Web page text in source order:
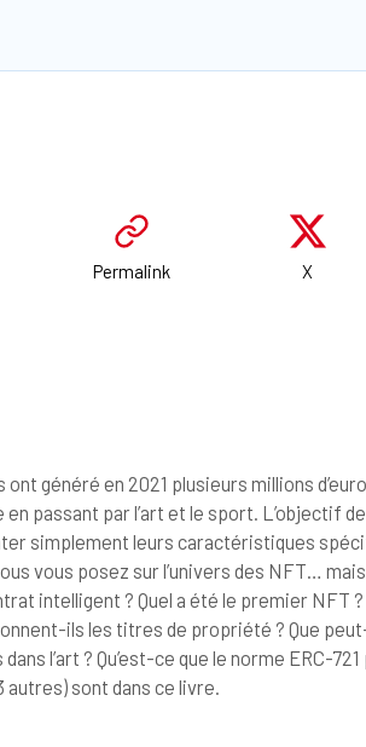
Permalink X
généré en 2021 plusieurs millions
passant par l’art et le sport. L’objectif
simplement leurs caractéristiques
vous posez sur l’univers des NFT…
intelligent ? Quel a été le premier NFT
ils les titres de propriété ? Que
l’art ? Qu’est-ce que le norme ERC-
sont dans ce livre.